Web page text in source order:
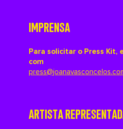
IMPRENSA
Para solicitar o Press Kit,
com
ARTISTA